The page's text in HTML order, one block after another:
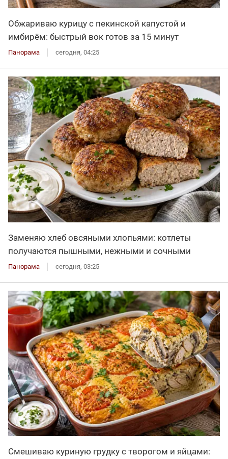
Обжариваю курицу с пекинской капустой и
имбирём: быстрый вок готов за 15 минут
Панорама сегодня, 04:25
Заменяю хлеб овсяными хлопьями: котлеты
получаются пышными, нежными и сочными
Панорама сегодня, 03:25
Смешиваю куриную грудку с творогом и яйцами: